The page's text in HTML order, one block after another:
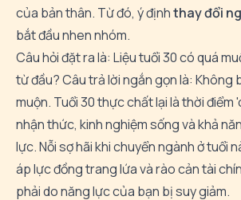
của bản thân. Từ đó, ý địnhthay đổi
bắt đầu nhen nhóm.
Câu hỏi đặt ra là: Liệu tuổi 30 có quá
từ đầu? Câu trả lời ngắn gọn là: Không
muộn. Tuổi 30 thực chất lại là thời điểm
nhận thức, kinh nghiệm sống và khả
lực. Nỗi sợ hãi khi chuyển ngành ở tuổi
áp lực đồng trang lứa và rào cản tài
phải do năng lực của bạn bị suy giảm.